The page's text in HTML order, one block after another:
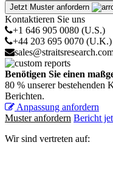
Jetzt Muster anfordern
Kontaktieren Sie uns
+1 646 905 0080 (U.S.)
+44 203 695 0070 (U.K.)
Benötigen Sie einen
80 % unserer bestehenden
Berichten.
Anpassung anfordern
Muster anfordern Bericht
Wir sind vertreten auf: